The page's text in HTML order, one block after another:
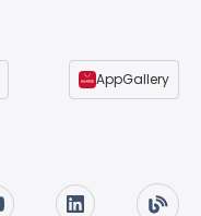
AppGallery